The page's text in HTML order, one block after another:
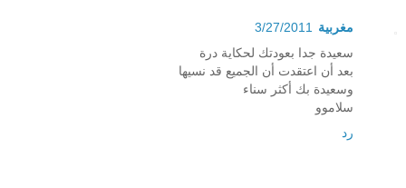
مغربية
3/27/2011
سعيدة جدا بعودتك لحكاية درة
بعد أن اعتقدت أن الجميع قد نسيها
وسعيدة بك أكثر سناء
سلاموو
رد